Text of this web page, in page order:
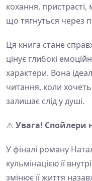
кохання, пристрасті,
що тягнуться через
Ця книга стане
цінує глибокі
характери. Вона
читання, коли
залишає слід у душі.
⚠️ Увага! Спойлери
У фіналі роману
кульмінацією її
змінює її життя